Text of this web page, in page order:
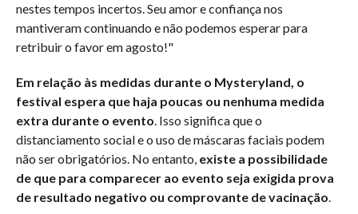
nestes tempos incertos. Seu amor e confiança nos
mantiveram continuando e não podemos esperar para
retribuir o favor em agosto!"
Em relação às medidas durante o Mysteryland, o
festival espera que haja poucas ou nenhuma medida
extra durante o evento. Isso significa que o
distanciamento social e o uso de máscaras faciais podem
não ser obrigatórios. No entanto, existe a possibilidade
de que para comparecer ao evento seja exigida prova
de resultado negativo ou comprovante de vacinação.